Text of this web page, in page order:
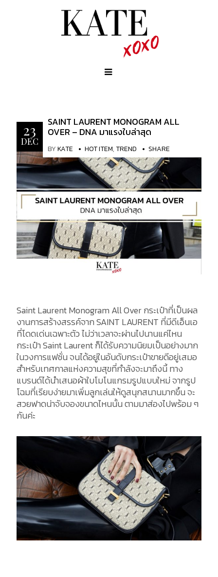
23
DEC
SAINT LAURENT MONOGRAM ALL
OVER – DNA มาแรงใบล่าสุด
BYKATE HOT ITEM,TREND SHARE
Saint Laurent Monogram All Over กระเป๋าที่เป็นผล
งานการสร้างสรรค์จาก SAINT LAURENT ที่มีดีเอ็นเอ
ที่โดดเด่นเฉพาะตัว ไม่ว่าเวลาจะผ่านไปนานแค่ไหน
กระเป๋า Saint Laurent ก็ได้รับความนิยมเป็นอย่างมาก
ในวงการแฟชั่น จนได้อยู่ในอันดับกระเป๋าขายดีอยู่เสมอ
สำหรับเทศกาลแห่งความสุขที่กำลังจะมาถึงนี้ ทาง
แบรนด์ได้นำเสนอผ้าใบโมโนแกรมรูปแบบใหม่ จากรูป
โฉมที่เรียบง่ายมาเพิ่มลูกเล่นให้ดูสนุกสนานมากขึ้น จะ
สวยฟาดน่าจับจองขนาดไหนนั้น ตามมาส่องไปพร้อม ๆ
กันค่ะ